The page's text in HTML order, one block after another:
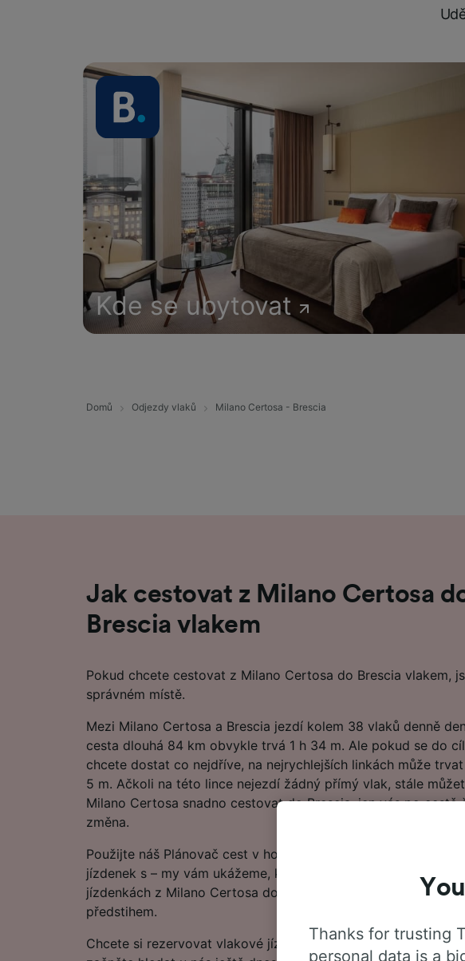
Kde se ubytovat
Domů Odjezdy vlaků Milano Certosa - Brescia
Jak cestovat z Milano Certosa
Brescia vlakem
Pokud chcete cestovat z Milano Certosa do Brescia vlakem,
správném místě.
Mezi Milano Certosa a Brescia jezdí kolem 38 vlaků denně
cesta dlouhá 84 km obvykle trvá 1 h 34 m. Ale pokud se do
chcete dostat co nejdříve, na nejrychlejších linkách může trvat
5 m. Ačkoli na této lince nejezdí žádný přímý vlak, stále
Milano Certosa snadno cestovat do Brescia, jen vás po cestě
změna.
Použijte náš Plánovač cest v horní části stránky k vyhledání
jízdenek s – my vám ukážeme, kolik můžete ušetřit na
jízdenkách z Milano Certosa do Brescia, pokud si je
předstihem.
Chcete si rezervovat vlakové jízdenky do Brescia? Není třeba
Thanks for trusting
personal data is a